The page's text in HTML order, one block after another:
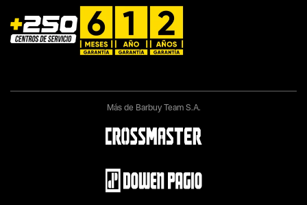
Más de Barbuy Team S.A.